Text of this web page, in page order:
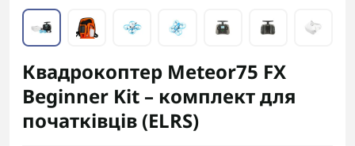
Квадрокоптер Meteor75 FX
Beginner Kit – комплект для
початківців (ELRS)